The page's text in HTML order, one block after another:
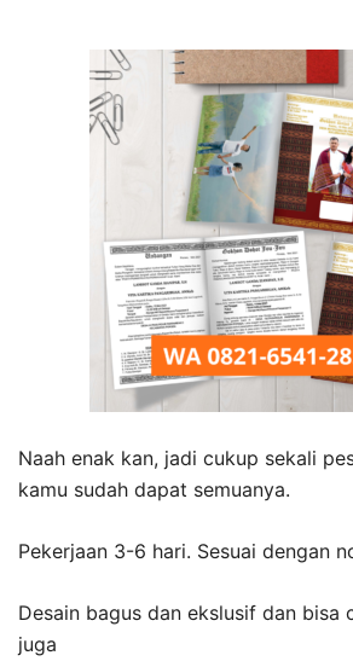
Naah enak kan, jadi cukup sekali
kamu sudah dapat semuanya.
Pekerjaan 3-6 hari. Sesuai dengan
Desain bagus dan ekslusif dan bisa
juga